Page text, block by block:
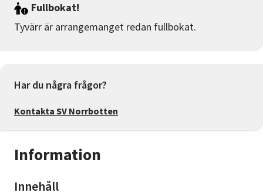
Information
Innehåll
Fullbokat!
Tyvärr är arrangemanget redan fullbokat.
Har du några frågor?
Kontakta SV Norrbotten